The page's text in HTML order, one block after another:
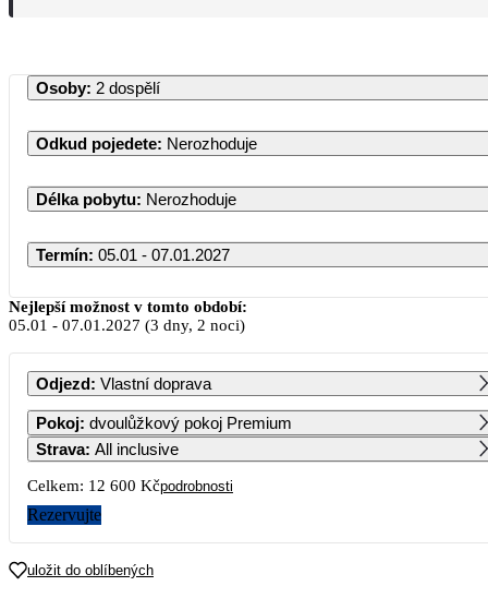
Osoby: 2 dospělí
Odkud pojedete: Nerozhoduje
Délka pobytu: Nerozhoduje
Termín: 05.01 - 07.01.2027
Leden 2027
PO ÚT ST ČT PÁ SO NE
1 2 3
4 5
6 300
6
6 300
7 8 9 10
6 300 6 300 6 300 6 300 6 300 6 300 6 300
18
Nejlepší možnost v tomto období:
05.01 - 07.01.2027 (3 dny, 2 noci)
Odjezd: Vlastní doprava
Pokoj: dvoulůžkový pokoj Premium
Strava: All inclusive
Celkem: 12 600 Kčpodrobnosti
Rezervujte
uložit do oblíbených